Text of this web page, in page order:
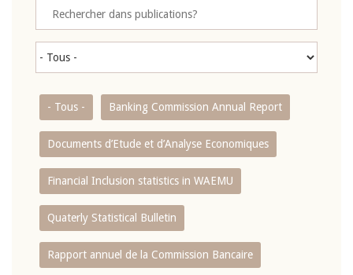
- Tous - Banking Commission Annual Report
Documents d’Etude et d’Analyse Economiques
Financial Inclusion statistics in WAEMU
Quaterly Statistical Bulletin
Rapport annuel de la Commission Bancaire